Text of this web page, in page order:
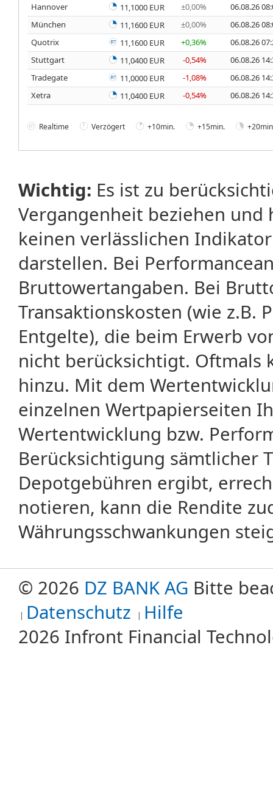
Hannover
11,1000 EUR ±0,00%
06.08.26
München
11,1600 EUR ±0,00%
06.08.26
Quotrix
11,1600 EUR +0,36%
06.08.26
Stuttgart
11,0400 EUR -0,54%
06.08.26
Tradegate
11,0000 EUR -1,08%
06.08.26
Xetra
11,0400 EUR -0,54% 06.08.26
Realtime Verzögert +10min. +15min.
Wichtig: Es ist zu
Vergangenheit beziehen
keinen verlässlichen
darstellen. Bei
Bruttowertangaben. Bei
Transaktionskosten (wie z.B.
Entgelte), die beim Erwerb
nicht berücksichtigt. Oftmals
hinzu. Mit dem
einzelnen Wertpapierseiten
Wertentwicklung bzw.
Berücksichtigung sämtlicher
Depotgebühren ergibt,
notieren, kann die Rendite
Währungsschwankungen
© 2026 DZ BANK AG Bitte
Datenschutz Hilfe
2026 Infront Financial